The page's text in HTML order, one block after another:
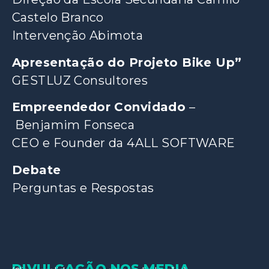
Castelo Branco
Intervenção Abimota
Apresentação do Projeto Bike Up”
GESTLUZ Consultores
Empreendedor Convidado –
Benjamim Fonseca
CEO e Founder da 4ALL SOFTWARE
Debate
Perguntas e Respostas